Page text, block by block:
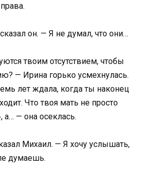
он. — Я не думал, что они…
твоим отсутствием, чтобы
— Ирина горько усмехнулась.
лет ждала, когда ты наконец
Что твоя мать не просто
— она осеклась.
Михаил. — Я хочу услышать,
думаешь.